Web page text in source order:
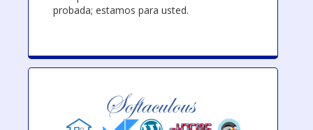
probada; estamos para usted.